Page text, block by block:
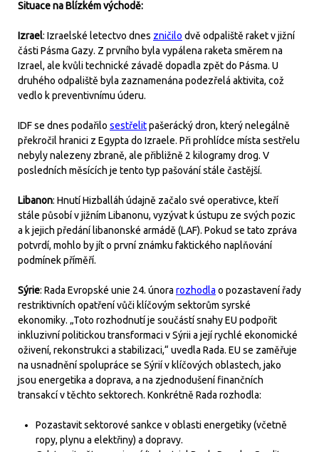
Situace na Blízkém východě:
Izrael: Izraelské letectvo dnes zničilo dvě odpaliště raket v jižní
části Pásma Gazy. Z prvního byla vypálena raketa směrem na
Izrael, ale kvůli technické závadě dopadla zpět do Pásma. U
druhého odpaliště byla zaznamenána podezřelá aktivita, což
vedlo k preventivnímu úderu.
IDF se dnes podařilo sestřelitpašerácký dron, který nelegálně
překročil hranici z Egypta do Izraele. Při prohlídce místa sestřelu
nebyly nalezeny zbraně, ale přibližně 2 kilogramy drog. V
posledních měsících je tento typ pašování stále častější.
Libanon: Hnutí Hizballáh údajně začalo své operativce, kteří
stále působí v jižním Libanonu, vyzývat k ústupu ze svých pozic
a k jejich předání libanonské armádě (LAF). Pokud se tato zpráva
potvrdí, mohlo by jít o první známku faktického naplňování
podmínek příměří.
Sýrie: Rada Evropské unie 24. února rozhodla o pozastavení řady
restriktivních opatření vůči klíčovým sektorům syrské
ekonomiky. „Toto rozhodnutí je součástí snahy EU podpořit
inkluzivní politickou transformaci v Sýrii a její rychlé ekonomické
oživení, rekonstrukci a stabilizaci,“ uvedla Rada. EU se zaměřuje
na usnadnění spolupráce se Sýrií v klíčových oblastech, jako
jsou energetika a doprava, a na zjednodušení finančních
transakcí v těchto sektorech. Konkrétně Rada rozhodla:
Pozastavit sektorové sankce v oblasti energetiky (včetně
ropy, plynu a elektřiny) a dopravy.